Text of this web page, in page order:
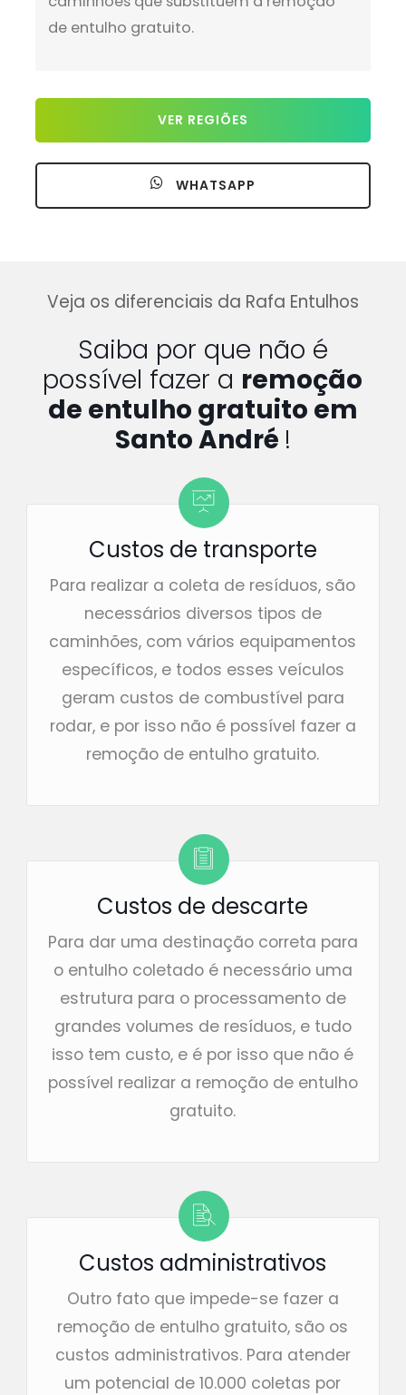
de entulho gratuito.
VER REGIÕES
WHATSAPP
Veja os diferenciais da Rafa Entulhos
Saiba por que não é
possível fazer a remoção
de entulho gratuito em
Santo André !
Custos de transporte
Para realizar a coleta de resíduos, são
necessários diversos tipos de
caminhões, com vários equipamentos
específicos, e todos esses veículos
geram custos de combustível para
rodar, e por isso não é possível fazer a
remoção de entulho gratuito.
Custos de descarte
Para dar uma destinação correta para
o entulho coletado é necessário uma
estrutura para o processamento de
grandes volumes de resíduos, e tudo
isso tem custo, e é por isso que não é
possível realizar a remoção de entulho
gratuito.
Custos administrativos
Outro fato que impede-se fazer a
remoção de entulho gratuito, são os
custos administrativos. Para atender
um potencial de 10.000 coletas por